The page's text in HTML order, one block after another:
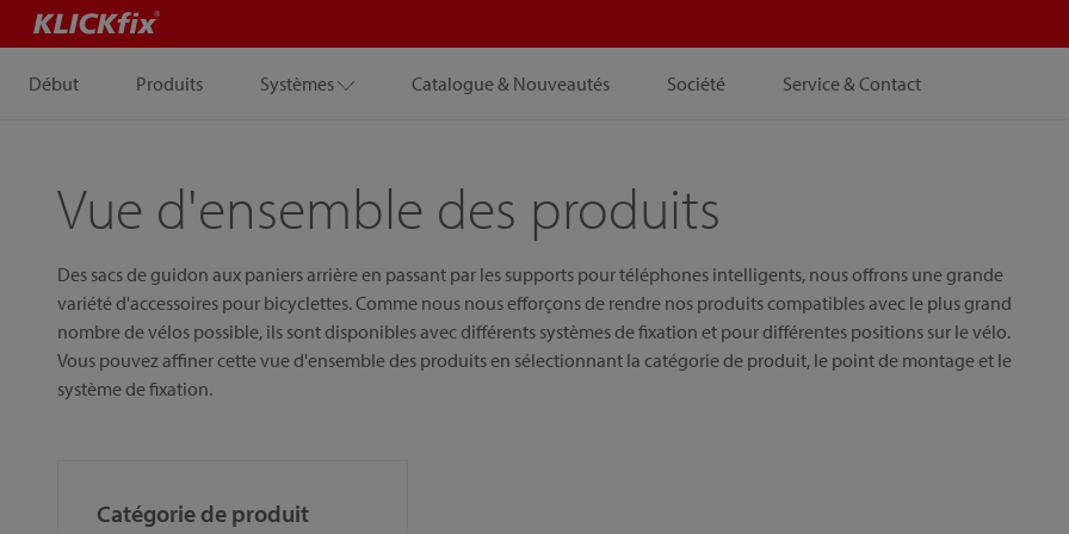
Début Produits Systèmes Catalogue & Nouveautés Société Service & Contact
Vue d'ensemble des produits
Des sacs de guidon aux paniers arrière en passant par les supports pour téléphones intelligents, nous offrons une grande
variété d'accessoires pour bicyclettes. Comme nous nous efforçons de rendre nos produits compatibles avec le plus grand
nombre de vélos possible, ils sont disponibles avec différents systèmes de fixation et pour différentes positions sur le vélo.
Vous pouvez affiner cette vue d'ensemble des produits en sélectionnant la catégorie de produit, le point de montage et le
système de fixation.
Catégorie de produit